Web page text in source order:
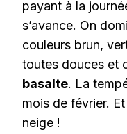
payant à la
s’avance. On
couleurs brun,
toutes douces et
basalte. La
mois de février.
neige !